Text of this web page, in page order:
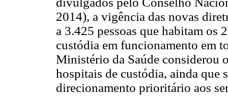
2014), a vigência das novas
a 3.425 pessoas que habitam os
custódia em funcionamento em
Ministério da Saúde considerou
hospitais de custódia, ainda que
direcionamento prioritário aos